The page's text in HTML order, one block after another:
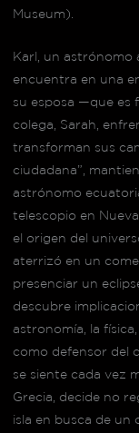
Museum).
Karl, un astrónomo
encuentra en una
su esposa —que es
colega, Sarah,
transforman sus
ciudadana”,
astrónomo
telescopio en
el origen del
aterrizó en un
presenciar un
descubre
astronomía, la
como defensor del
se siente cada vez
Grecia, decide no
isla en busca de un